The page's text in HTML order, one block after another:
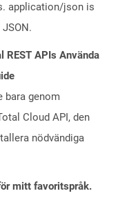
application/json is
REST APIs Använda
bara genom
Cloud API, den
nödvändiga
mitt favoritspråk.